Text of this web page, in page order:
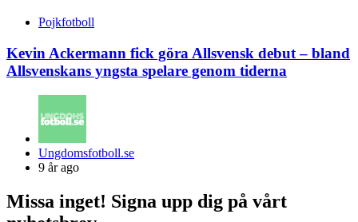
Pojkfotboll
Kevin Ackermann fick göra Allsvensk debut – bland
Allsvenskans yngsta spelare genom tiderna
Posted
by
Ungdomsfotboll.se
9 år ago
Missa inget! Signa upp dig på vårt